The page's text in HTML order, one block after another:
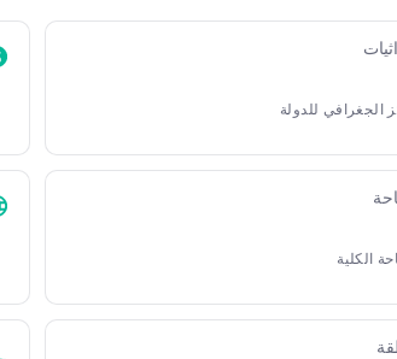
الجغرافي للدولة
الكلية